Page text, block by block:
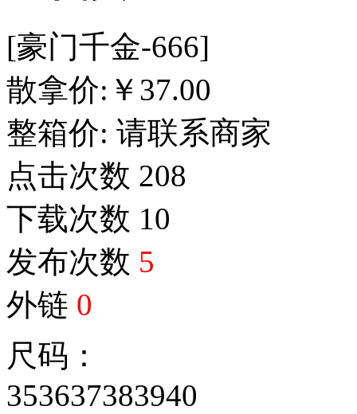
[豪门千金-666]
散拿价: ￥ 37.00
整箱价: 请联系商家
点击次数 208
下载次数 10
发布次数 5
外链 0
尺码：
353637383940